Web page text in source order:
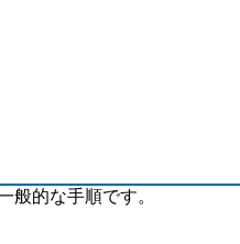
的な手順です。